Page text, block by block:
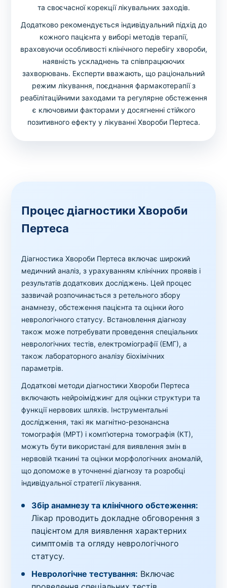
та своєчасної корекції лікувальних заходів.
Додатково рекомендується індивідуальний підхід до
кожного пацієнта у виборі методів терапії,
враховуючи особливості клінічного перебігу хвороби,
наявність ускладнень та співпрацюючих
захворювань. Експерти вважають, що раціональний
режим лікування, поєднання фармакотерапії з
реабілітаційними заходами та регулярне обстеження
є ключовими факторами у досягненні стійкого
позитивного ефекту у лікуванні Хвороби Пертеса.
Процес діагностики Хвороби
Пертеса
Діагностика Хвороби Пертеса включає широкий
медичний аналіз, з урахуванням клінічних проявів і
результатів додаткових досліджень. Цей процес
зазвичай розпочинається з ретельного збору
анамнезу, обстеження пацієнта та оцінки його
неврологічного статусу. Встановлення діагнозу
також може потребувати проведення спеціальних
неврологічних тестів, електроміографії (ЕМГ), а
також лабораторного аналізу біохімічних
параметрів.
Додаткові методи діагностики Хвороби Пертеса
включають нейроіміджинг для оцінки структури та
функції нервових шляхів. Інструментальні
дослідження, такі як магнітно-резонансна
томографія (МРТ) і комп’ютерна томографія (КТ),
можуть бути використані для виявлення змін в
нервовій тканині та оцінки морфологічних аномалій,
що допоможе в уточненні діагнозу та розробці
індивідуальної стратегії лікування.
Збір анамнезу та клінічного обстеження:
Лікар проводить докладне обговорення з
пацієнтом для виявлення характерних
симптомів та огляду неврологічного
статусу.
Неврологічне тестування: Включає